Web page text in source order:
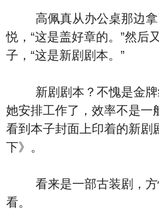
高佩真从办公桌那边拿
悦，“这是盖好章的。”然后
子，“这是新剧剧本。”
新剧剧本？不愧是金牌
她安排工作了，效率不是一
看到本子封面上印着的新剧
下》。
看来是一部古装剧，方
看。